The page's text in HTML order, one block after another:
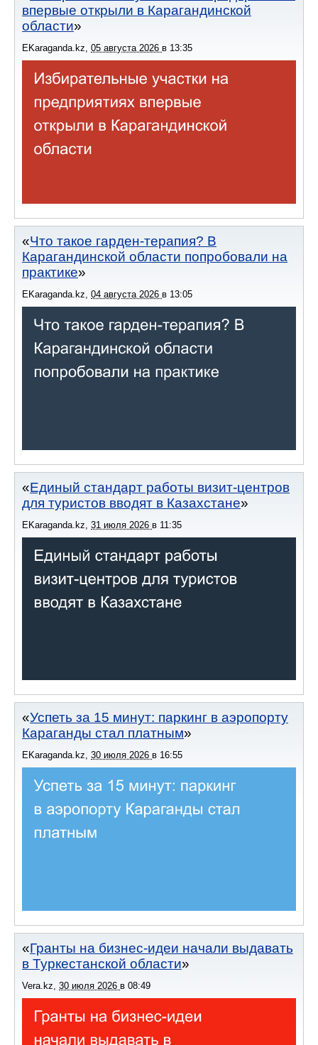
впервые открыли в Карагандинской
области
EKaraganda.kz 05 августа 2026 в 13:35
Что такое гарден-терапия? В
Карагандинской области попробовали на
практике
EKaraganda.kz 04 августа 2026 в 13:05
Единый стандарт работы визит-центров
для туристов вводят в Казахстане
EKaraganda.kz 31 июля 2026 в 11:35
Успеть за 15 минут: паркинг в аэропорту
Караганды стал платным
EKaraganda.kz, 30 июля 2026 в 16:55
Гранты на бизнес-идеи начали выдавать
в Туркестанской области
Vera.kz, 30 июля 2026 в 08:49